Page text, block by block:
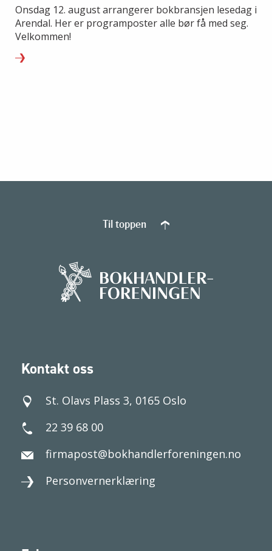
Onsdag 12. august arrangerer bokbransjen lesedag i
Arendal. Her er programposter alle bør få med seg.
Velkommen!
Kontakt oss
St. Olavs Plass 3, 0165 Oslo
22 39 68 00
firmapost@bokhandlerforeningen.no
Personvernerklæring
Til toppen